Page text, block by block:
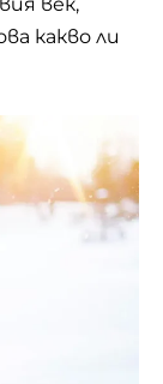
какво ли